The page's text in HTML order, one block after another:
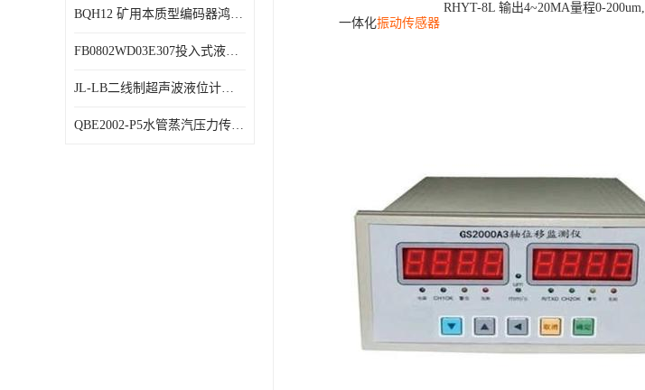
BQH12 矿用本质型编码器鸿泰产品实物展示
FB0802WD03E307投入式液位计鸿泰产品选型参数
JL-LB二线制超声波液位计鸿泰产品外形美观大方
QBE2002-P5水管蒸汽压力传感器西门子产品技术规格
一体化振动传感器
RHYT-8L 输出4~20MA量程0-200um,